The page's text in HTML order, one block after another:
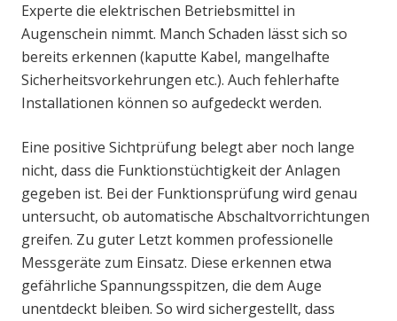
Experte die elektrischen Betriebsmittel in
Augenschein nimmt. Manch Schaden lässt sich so
bereits erkennen (kaputte Kabel, mangelhafte
Sicherheitsvorkehrungen etc.). Auch fehlerhafte
Installationen können so aufgedeckt werden.
Eine positive Sichtprüfung belegt aber noch lange
nicht, dass die Funktionstüchtigkeit der Anlagen
gegeben ist. Bei der Funktionsprüfung wird genau
untersucht, ob automatische Abschaltvorrichtungen
greifen. Zu guter Letzt kommen professionelle
Messgeräte zum Einsatz. Diese erkennen etwa
gefährliche Spannungsspitzen, die dem Auge
unentdeckt bleiben. So wird sichergestellt, dass